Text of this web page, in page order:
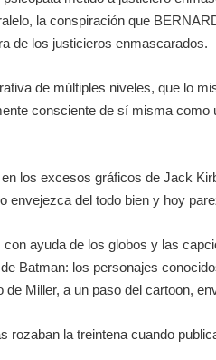
la conspiración que
de los justicieros enmascarados.
de múltiples niveles, que lo
consciente de sí misma
los excesos gráficos de Jack
del todo bien y hoy
ayuda de los globos y las
Batman: los personajes
Miller, a un paso del cartoon,
la treintena cuando